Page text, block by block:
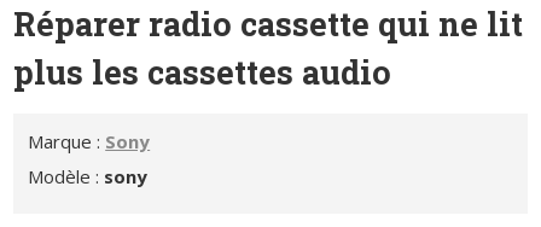
Réparer radio cassette qui ne lit
plus les cassettes audio
Marque : Sony
Modèle : sony